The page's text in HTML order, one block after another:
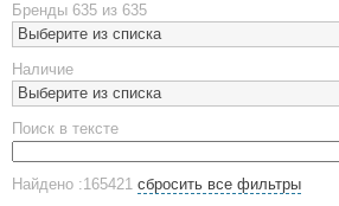
Наборы посуды
Предметы сервировки
Стаканы
Эко кружки
ЕВРОПОСУДА
Аксессуары
Ежедневники и блокноты
Бренды 635 из 635
Выберите из списка
Наличие
Выберите из списка
Поиск в тексте
Найдено :165421 сбросить все фильтры